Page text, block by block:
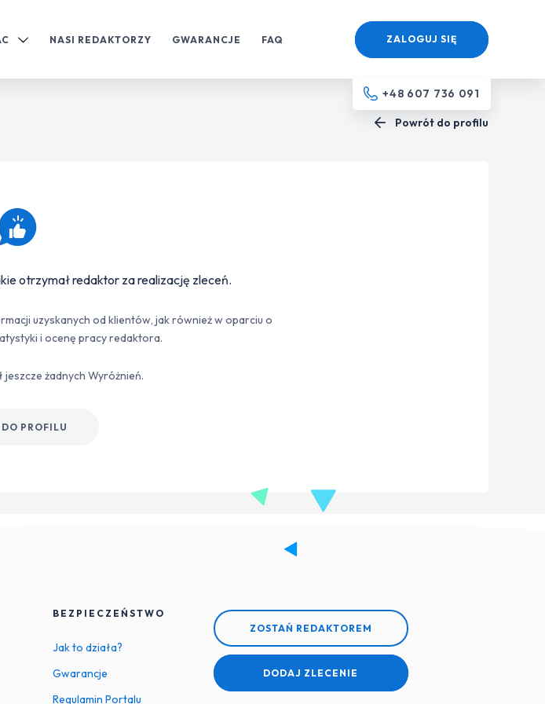
NASI REDAKTORZY GWARANCJE FAQ
+48 607 736 091
ZALOGUJ SIĘ
Powrót do profilu
otrzymał redaktor za realizację zleceń.
uzyskanych od klientów, jak również w oparciu o
i ocenę pracy redaktora.
żadnych Wyróżnień.
PROFILU
BEZPIECZEŃSTWO
Jak to działa?
Gwarancje
Regulamin Portalu
ZOSTAŃ REDAKTOREM
DODAJ ZLECENIE